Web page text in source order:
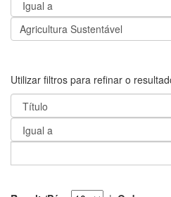
Utilizar filtros para refinar o